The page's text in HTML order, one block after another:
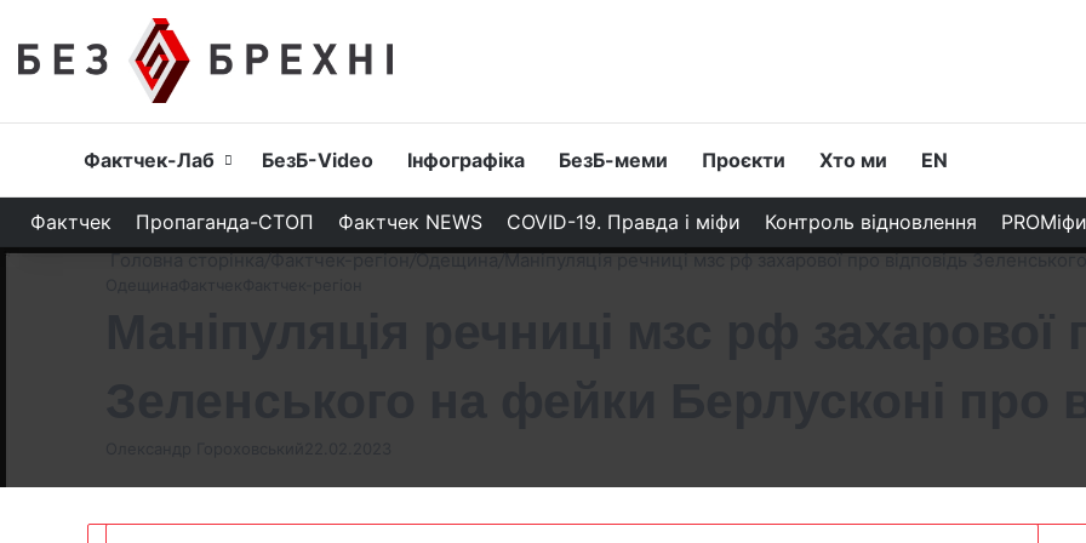
Головна
Фактчек-Лаб БезБ-Video Інфографіка БезБ-меми Проєкти Хто ми EN
Фактчек Пропаганда-СТОП Фактчек NEWS COVID-19. Правда і міфи Контроль відновлення PROМіфи
Головна сторінка/Фактчек-регіон/Одещина/Маніпуляція речниці мзс рф захарової про відповідь